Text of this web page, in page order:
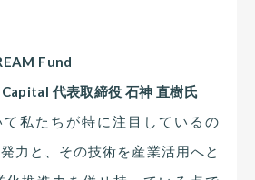
Fund
代表取締役 石神 直樹氏
私たちが特に注目しているの
力と、その技術を産業活用へと